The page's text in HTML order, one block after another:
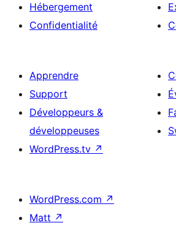
Hébergement
Confidentialité
Apprendre
Support
Développeurs &
développeuses
WordPress.tv ↗
WordPress.com ↗
Matt ↗